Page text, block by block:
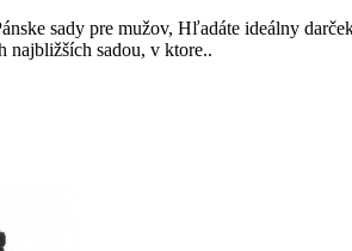
sady pre mužov, Hľadáte ideálny
najbližších sadou, v ktore..